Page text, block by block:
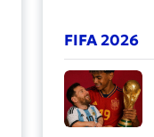
FIFA 2026